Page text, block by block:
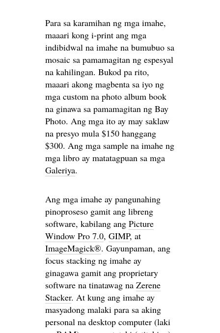
Para sa karamihan ng mga imahe,
maaari kong i-print ang mga
indibidwal na imahe na bumubuo sa
mosaic sa pamamagitan ng espesyal
na kahilingan. Bukod pa rito,
maaari akong magbenta sa iyo ng
mga custom na photo album book
na ginawa sa pamamagitan ng Bay
Photo. Ang mga ito ay may saklaw
na presyo mula $150 hanggang
$300. Ang mga sample na imahe ng
mga libro ay matatagpuan sa mga
Galeriya.
Ang mga imahe ay pangunahing
pinoproseso gamit ang libreng
software, kabilang ang Picture
Window Pro 7.0, GIMP, at
ImageMagick®. Gayunpaman, ang
focus stacking ng imahe ay
ginagawa gamit ang proprietary
software na tinatawag na Zerene
Stacker. At kung ang imahe ay
masyadong malaki para sa aking
personal na desktop computer (laki